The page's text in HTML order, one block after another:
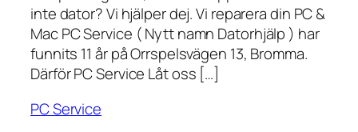
inte dator? Vi hjälper dej. Vi reparera din PC &
Mac PC Service ( Nytt namn Datorhjälp ) har
funnits 11 år på Orrspelsvägen 13, Bromma.
Därför PC Service Låt oss […]
PC Service